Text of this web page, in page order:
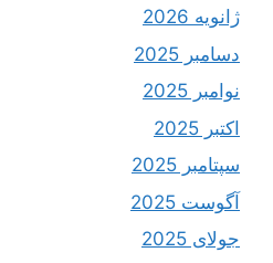
ژانویه 2026
دسامبر 2025
نوامبر 2025
اکتبر 2025
سپتامبر 2025
آگوست 2025
جولای 2025